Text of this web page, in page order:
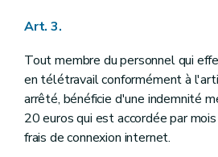
Art. 3.
Tout membre du personnel qui
en télétravail conformément à
arrêté, bénéficie d'une indemnité
20 euros qui est accordée par
frais de connexion internet.